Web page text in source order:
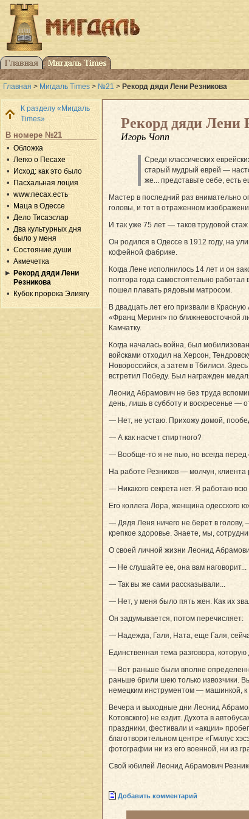
Главная > Мигдаль Times > №21 > Рекорд дяди Лени Резникова
К разделу «Мигдаль
Times»
В номере №21
Обложка
Легко о Песахе
Исход: как это было
Пасхальная лоция
www.песах.есть
Маца в Одессе
Дело Тисаэслар
Два культурных дня
было у меня
Состояние души
Акмечетка
Рекорд дяди Лени
Резникова
Кубок пророка Элиягу
Рекорд дяди Лени
Игорь Чопп
Среди классических
старый мудрый еврей —
же... представьте себе,
Мастер в последний раз внимательно
головы, и тот в отраженном
И так уже 75 лет — таков трудовой
Он родился в Одессе в 1912 году, на
кофейной фабрике.
Когда Лене исполнилось 14 лет и он
полтора года самостоятельно
пошел плавать рядовым матросом.
В двадцать лет его призвали в
«Франц Меринг» по
Камчатку.
Когда началась война, был
войсками отходил на Херсон,
Новороссийск, а затем в Тбилиси.
встретил Победу. Был награжден
Леонид Абрамович не без труда
день, лишь в субботу и воскресенье —
— Нет, не устаю. Прихожу домой,
— А как насчет спиртного?
— Вообще-то я не пью, но всегда перед
На работе Резников — молчун, клиента
— Никакого секрета нет. Я работаю всю
Его коллега Лора, женщина одесского
— Дядя Леня ничего не берет в голову,
крепкое здоровье. Знаете, мы,
О своей личной жизни Леонид
— Не слушайте ее, она вам наговорит...
— Так вы же сами рассказывали...
— Нет, у меня было пять жен. Как их
Он задумывается, потом перечисляет:
— Надежда, Галя, Ната, еще Галя,
Единственная тема разговора,
— Вот раньше были вполне
раньше брили шею только извозчики.
немецким инструментом — машинкой, к
Вечера и выходные дни Леонид
Котовского) не ездит. Духота в
праздники, фестивали и «акции»
благотворительном центре «Гмилус
фотографии ни из его военной, ни из
Свой юбилей Леонид Абрамович
Добавить комментарий